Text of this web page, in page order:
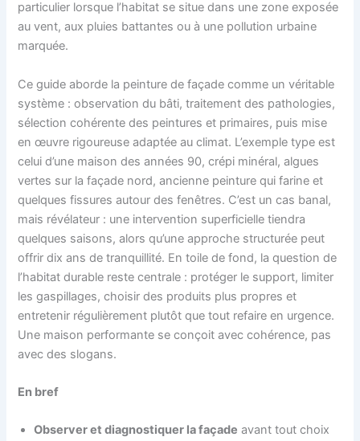
particulier lorsque l’habitat se situe dans une zone exposée
au vent, aux pluies battantes ou à une pollution urbaine
marquée.
Ce guide aborde la peinture de façade comme un véritable
système : observation du bâti, traitement des pathologies,
sélection cohérente des peintures et primaires, puis mise
en œuvre rigoureuse adaptée au climat. L’exemple type est
celui d’une maison des années 90, crépi minéral, algues
vertes sur la façade nord, ancienne peinture qui farine et
quelques fissures autour des fenêtres. C’est un cas banal,
mais révélateur : une intervention superficielle tiendra
quelques saisons, alors qu’une approche structurée peut
offrir dix ans de tranquillité. En toile de fond, la question de
l’habitat durable reste centrale : protéger le support, limiter
les gaspillages, choisir des produits plus propres et
entretenir régulièrement plutôt que tout refaire en urgence.
Une maison performante se conçoit avec cohérence, pas
avec des slogans.
En bref
Observer et diagnostiquer la façade avant tout choix